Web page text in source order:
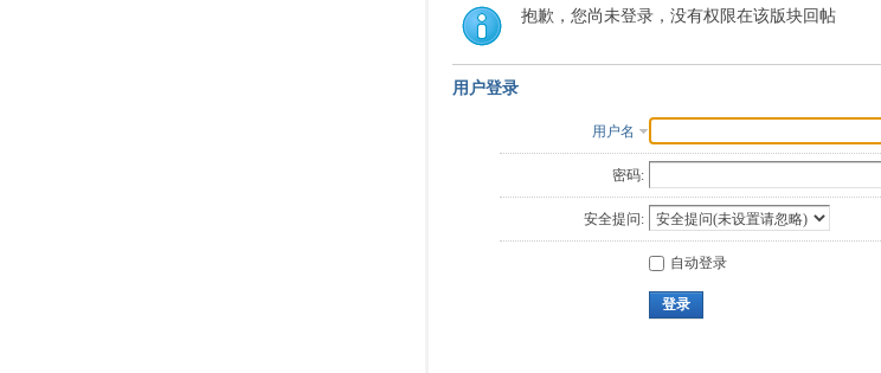
索
抱歉，您尚未登录，没有权限在该版块回帖
用户登录
用户名
密码:
安全提问:
自动登录
登录